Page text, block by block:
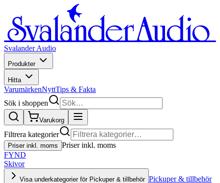
Svalander Audio
Produkter
Hitta
VarumärkenNyttTips & Fakta
Sök i shoppen
Varukorg
Filtrera kategorier
Priser inkl. moms Priser inkl. moms
FYND
Skivor
Visa underkategorier för Pickuper & tillbehör Pickuper & tillbehör